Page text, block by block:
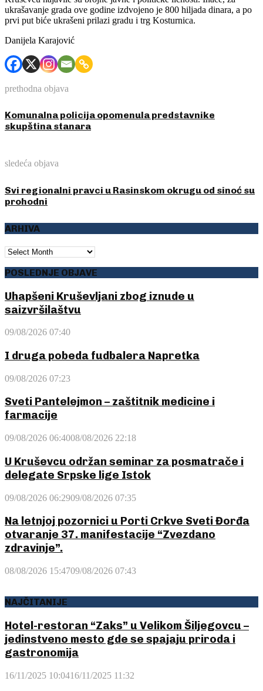
ukrašavanje grada ove godine izdvojeno je 800 hiljada dinara, a po
prvi put biće ukrašeni prilazi gradu i trg Kosturnica.
Danijela Karajović
prethodna objava
Komunalna policija opomenula predstavnike
skupština stanara
sledeća objava
Svi regionalni pravci u Rasinskom okrugu od sinoć su
prohodni
ARHIVA
ARHIVA
POSLEDNJE OBJAVE
Uhapšeni Kruševljani zbog iznude u
saizvršilaštvu
09/08/2026 07:40
I druga pobeda fudbalera Napretka
09/08/2026 07:23
Sveti Pantelejmon – zaštitnik medicine i
farmacije
09/08/2026 06:4008/08/2026 22:18
U Kruševcu održan seminar za posmatrače i
delegate Srpske lige Istok
09/08/2026 06:2909/08/2026 07:35
Na letnjoj pozornici u Porti Crkve Sveti Đorđa
otvaranje 37. manifestacije “Zvezdano
zdravinje”.
08/08/2026 15:4709/08/2026 07:43
NAJČITANIJE
Hotel-restoran “Zaks” u Velikom Šiljegovcu –
jedinstveno mesto gde se spajaju priroda i
gastronomija
16/11/2025 10:0416/11/2025 11:32